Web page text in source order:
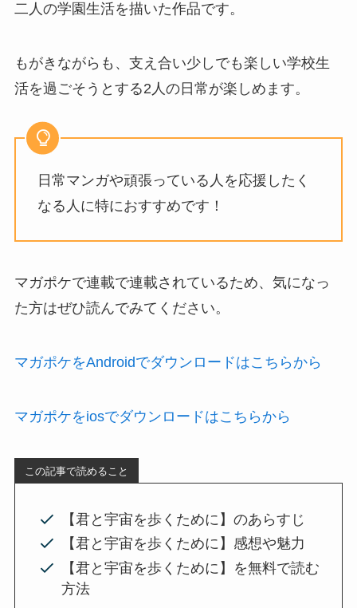
二人の学園生活を描いた作品です。
もがきながらも、支え合い少しでも楽しい学校生
活を過ごそうとする2人の日常が楽しめます。
日常マンガや頑張っている人を応援したく
なる人に特におすすめです！
マガポケで連載で連載されているため、気になっ
た方はぜひ読んでみてください。
マガポケをAndroidでダウンロードはこちらから
マガポケをiosでダウンロードはこちらから
この記事で読めること
【君と宇宙を歩くために】のあらすじ
【君と宇宙を歩くために】感想や魅力
【君と宇宙を歩くために】を無料で読む
方法